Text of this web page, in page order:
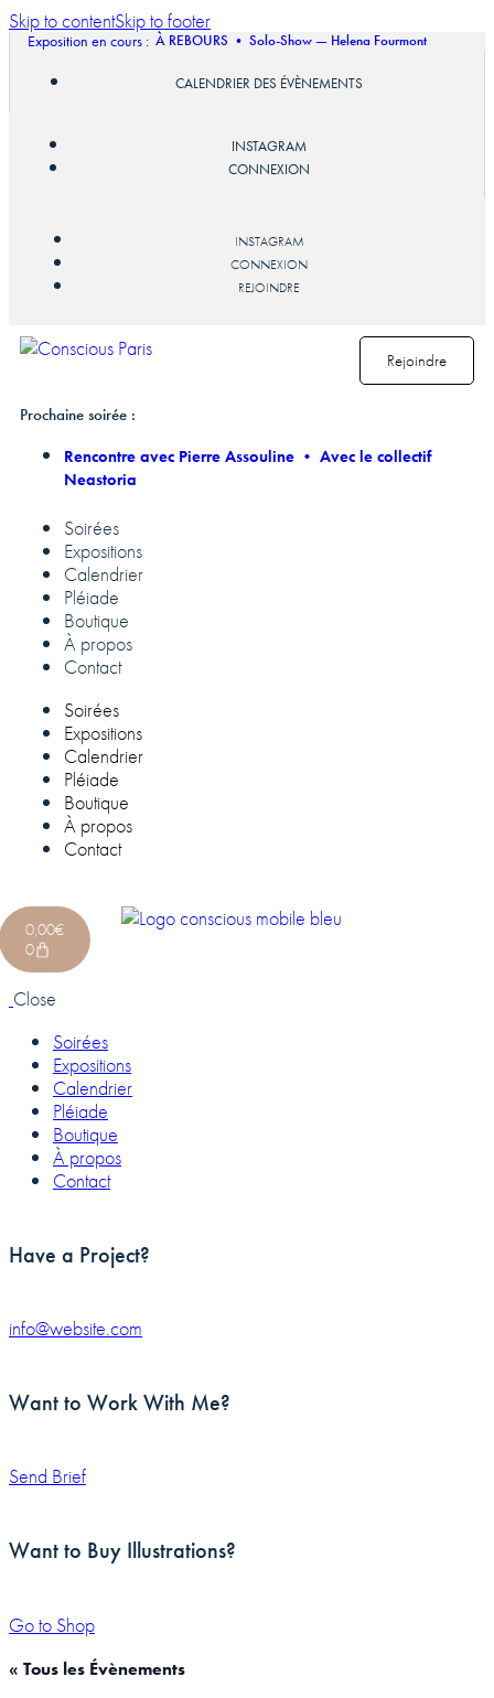
Skip to contentSkip to footer
Exposition en cours : À REBOURS • Solo-Show — Helena Fourmont
CALENDRIER DES ÉVÈNEMENTS
INSTAGRAM
CONNEXION
INSTAGRAM
CONNEXION
REJOINDRE
Prochaine soirée :
Rencontre avec Pierre Assouline • Avec le collectif
Neastoria
Soirées
Expositions
Calendrier
Pléiade
Boutique
À propos
Contact
Soirées
Expositions
Calendrier
Pléiade
Boutique
À propos
Contact
Rejoindre
0,00€
0
Close
Soirées
Expositions
Calendrier
Pléiade
Boutique
À propos
Contact
Have a Project?
info@website.com
Want to Work With Me?
Send Brief
Want to Buy Illustrations?
Go to Shop
« Tous les Évènements